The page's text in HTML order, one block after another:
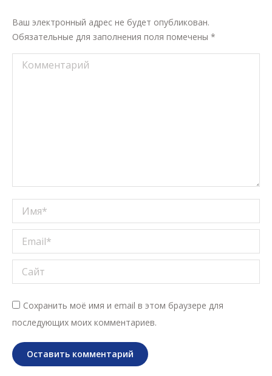
Ваш электронный адрес не будет опубликован.
Обязательные для заполнения поля помечены *
Комментарий
Имя *
Email *
Сайт
Сохранить моё имя и email в этом браузере для
последующих моих комментариев.
Оставить комментарий